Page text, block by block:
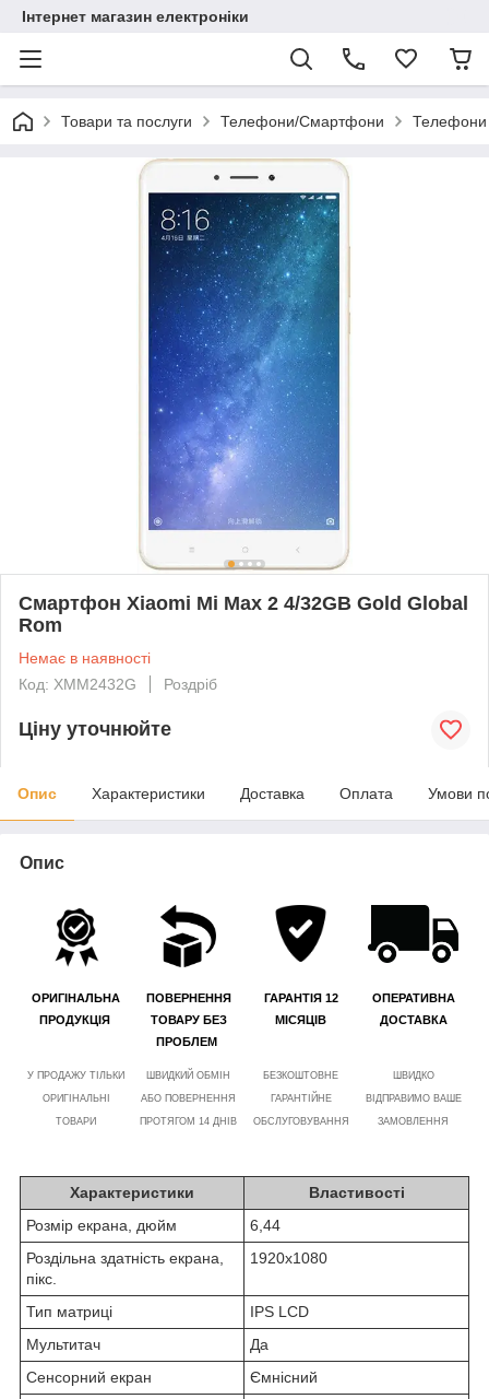
Інтернет магазин електроніки
Товари та послуги Телефони/Смартфони
Смартфон Xiaomi Mi Max 2 4/32GB Gold Global
Rom
Немає в наявності
Код: XMM2432G
Роздріб
Ціну уточнюйте
Опис Характеристики Доставка Оплата Умови
Опис
ОРИГІНАЛЬНА
ПРОДУКЦІЯ
ПОВЕРНЕННЯ
ТОВАРУ БЕЗ
ПРОБЛЕМ
ГАРАНТІЯ 12
МІСЯЦІВ
ОПЕРАТИВНА
ДОСТАВКА
У ПРОДАЖУ ТІЛЬКИ
ОРИГІНАЛЬНІ
ТОВАРИ
ШВИДКИЙ ОБМІН
АБО ПОВЕРНЕННЯ
ПРОТЯГОМ 14 ДНІВ
БЕЗКОШТОВНЕ
ГАРАНТІЙНЕ
ОБСЛУГОВУВАННЯ
ШВИДКО
ВІДПРАВИМО ВАШЕ
ЗАМОВЛЕННЯ
Характеристики
Властивості
Розмір екрана, дюйм
6,44
Роздільна здатність екрана,
пікс.
1920x1080
Тип матриці
IPS LCD
Мультитач
Да
Сенсорний екран
Ємнісний